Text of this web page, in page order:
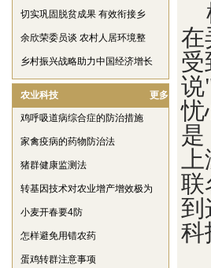
切实巩固脱贫成果 有效衔接乡
余欣荣委员谈 农村人居环境整
乡村振兴战略助力中国经济增长
农业科技 更多
鸡呼吸道病综合症的防治措施
家禽疫病的药物防治法
猪群健康监测法
转基因技术对农业增产增效极为
小麦开春要4防
怎样避免用错农药
蛋鸡转群注意事项
在
受
说
忧
是
联
到
科